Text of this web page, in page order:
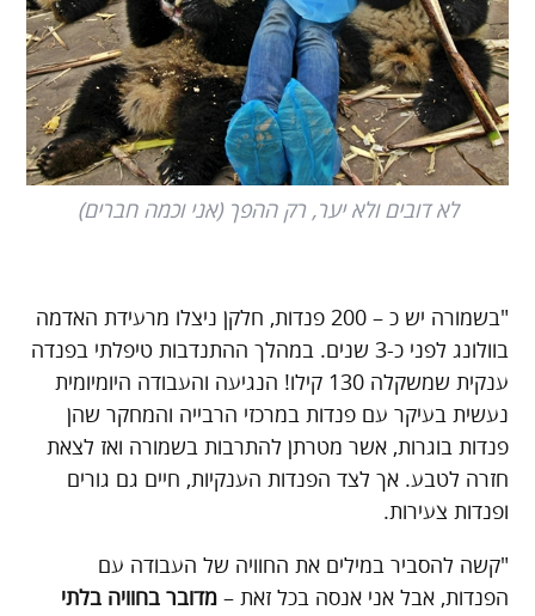
לא דובים ולא יער, רק ההפך (אני וכמה חברים)
"בשמורה יש כ – 200 פנדות, חלקן ניצלו מרעידת האדמה
בוולונג לפני כ-3 שנים. במהלך ההתנדבות טיפלתי בפנדה
ענקית שמשקלה 130 קילו! הנגיעה והעבודה היומיומית
נעשית בעיקר עם פנדות במרכזי הרבייה והמחקר שהן
פנדות בוגרות, אשר מטרתן להתרבות בשמורה ואז לצאת
חזרה לטבע. אך לצד הפנדות הענקיות, חיים גם גורים
ופנדות צעירות.
"קשה להסביר במילים את החוויה של העבודה עם
הפנדות, אבל אני אנסה בכל זאת –מדובר בחוויה בלתי